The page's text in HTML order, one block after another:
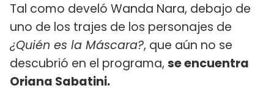
Tal como develó Wanda Nara, debajo de
uno de los trajes de los personajes de
¿Quién es la Máscara?, que aún no se
descubrió en el programa, se encuentra
Oriana Sabatini.